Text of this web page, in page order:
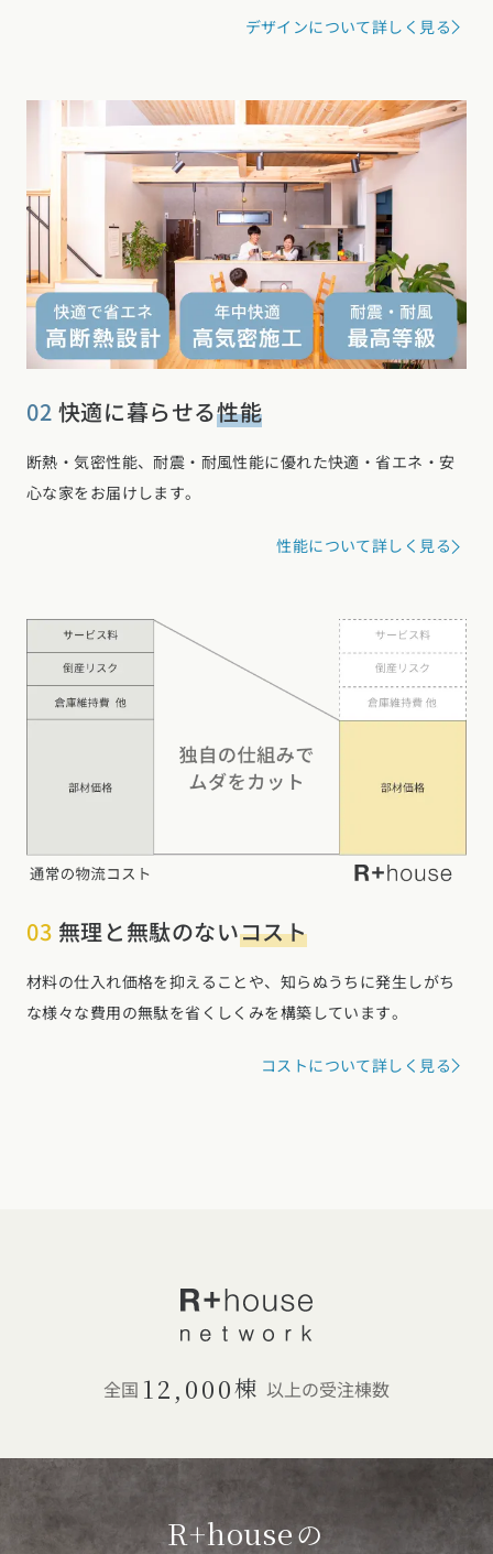
デザインについて詳しく見る
02 快適に暮らせる性能
断熱・気密性能、耐震・耐風性能に優れた快適・省エネ・安
心な家をお届けします。
性能について詳しく見る
03 無理と無駄のないコスト
材料の仕入れ価格を抑えることや、知らぬうちに発生しがち
な様々な費用の無駄を省くしくみを構築しています。
コストについて詳しく見る
全国 12,000棟 以上の受注棟数
R+houseの